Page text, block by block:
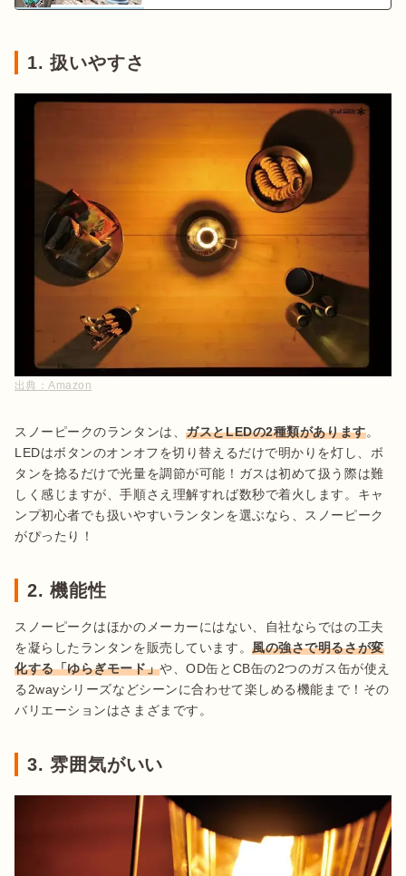
1. 扱いやすさ
出典：Amazon
スノーピークのランタンは、ガスとLEDの2種類があります。
LEDはボタンのオンオフを切り替えるだけで明かりを灯し、ボ
タンを捻るだけで光量を調節が可能！ガスは初めて扱う際は難
しく感じますが、手順さえ理解すれば数秒で着火します。キャ
ンプ初心者でも扱いやすいランタンを選ぶなら、スノーピーク
がぴったり！
2. 機能性
スノーピークはほかのメーカーにはない、自社ならではの工夫
を凝らしたランタンを販売しています。風の強さで明るさが変
化する「ゆらぎモード」や、OD缶とCB缶の2つのガス缶が使え
る2wayシリーズなどシーンに合わせて楽しめる機能まで！その
バリエーションはさまざまです。
3. 雰囲気がいい